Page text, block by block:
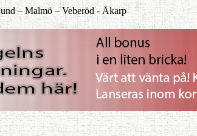
–Malmö –Veberöd - Åkarp